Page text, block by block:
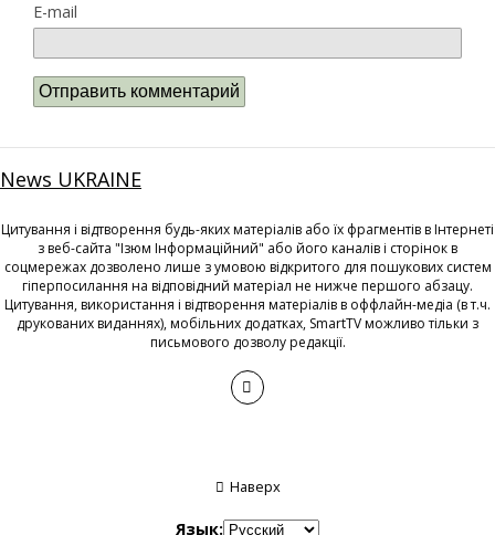
E-mail
News UKRAINE
Цитування і відтворення будь-яких матеріалів або їх фрагментів в Інтернеті
з веб-сайта "Ізюм Інформаційний" або його каналів і сторінок в
соцмережах дозволено лише з умовою відкритого для пошукових систем
гіперпосилання на відповідний матеріал не нижче першого абзацу.
Цитування, використання і відтворення матеріалів в оффлайн-медіа (в т.ч.
друкованих виданнях), мобільних додатках, SmartTV можливо тільки з
письмового дозволу редакції.
Наверх
Язык: